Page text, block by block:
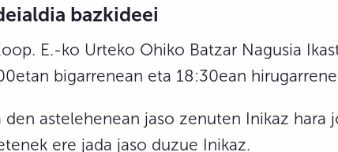
bazkideei
E.-ko Urteko Ohiko Batzar Nagusia
bigarrenean eta 18:30ean
astelehenean jaso zenuten Inikaz
ere jada jaso duzue Inikaz.